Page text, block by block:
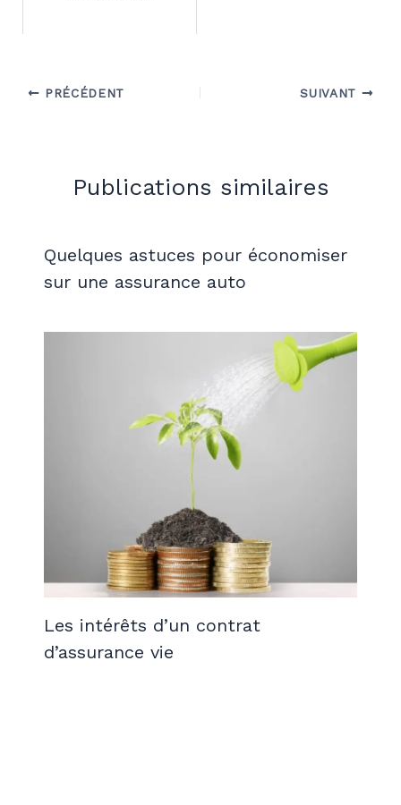
PRÉCÉDENT SUIVANT
Publications similaires
Quelques astuces pour économiser
sur une assurance auto
Les intérêts d’un contrat
d’assurance vie